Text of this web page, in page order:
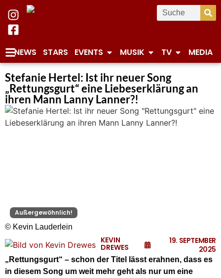
NEWS STARS EVENTS MUSIK TV MEDIA
Stefanie Hertel: Ist ihr neuer Song
„Rettungsgurt“ eine Liebeserklärung an
ihren Mann Lanny Lanner?!
Außergewöhnlich!
© Kevin Lauderlein
KEVIN
DREWES
19. SEPTEMBER
2025
„Rettungsgurt“ – schon der Titel lässt erahnen, dass es
in diesem Song um weit mehr geht als nur um eine